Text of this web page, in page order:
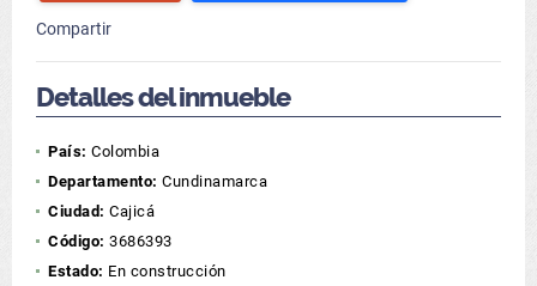
Compartir
Detalles del inmueble
País: Colombia
Departamento: Cundinamarca
Ciudad: Cajicá
Código: 3686393
Estado: En construcción